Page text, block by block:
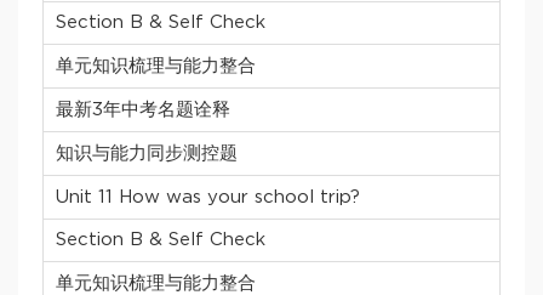
Section B & Self Check
单元知识梳理与能力整合
最新3年中考名题诠释
知识与能力同步测控题
Unit 11 How was your school trip?
Section B & Self Check
单元知识梳理与能力整合